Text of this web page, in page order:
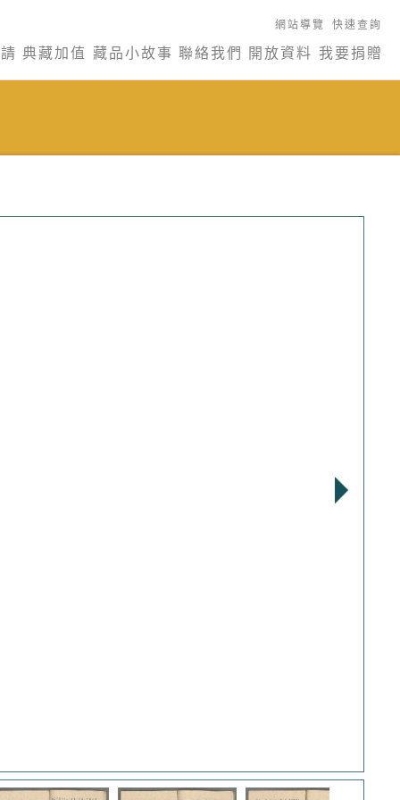
網站導覽 快速查詢
典藏加值 藏品小故事 聯絡我們 開放資料 我要捐贈